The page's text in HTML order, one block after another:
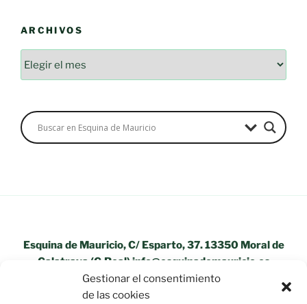
Gestionar el consentimiento
de las cookies
ARCHIVOS
Esquina de Mauricio, C/ Esparto, 37. 13350 Moral de
Calatrava (C.Real) info@esquinademauricio.es
«Aviso Legal»